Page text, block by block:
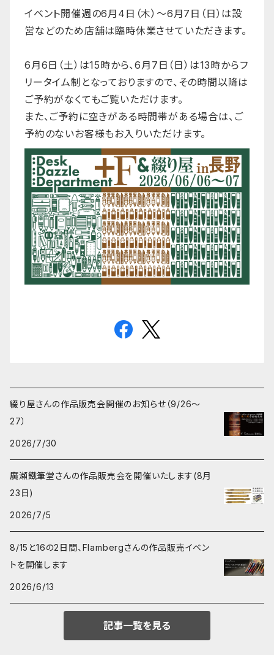
イベント開催週の6月4日（木）〜6月7日（日）は設
営などのため店舗は臨時休業させていただきます。
6月6日（土）は15時から、6月7日（日）は13時からフ
リータイム制となっておりますので、その時間以降は
ご予約がなくてもご覧いただけます。
また、ご予約に空きがある時間帯がある場合は、ご
予約のないお客様もお入りいただけます。
綴り屋さんの作品販売会開催のお知らせ（9/26〜
27）
2026/7/30
廣瀬鐵筆堂さんの作品販売会を開催いたします(8月
23日)
2026/7/5
8/15と16の2日間、Flambergさんの作品販売イベン
トを開催します
2026/6/13
記事一覧を見る